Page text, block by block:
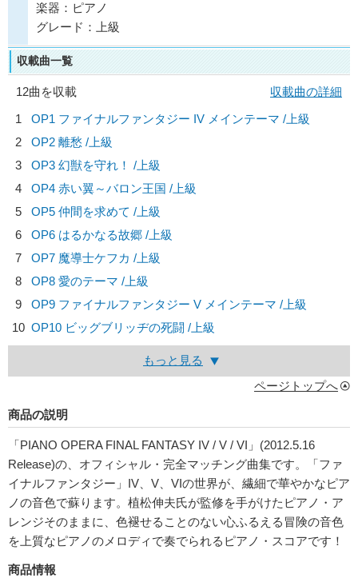
楽器：ピアノ
グレード：上級
収載曲一覧
12曲を収載
収載曲の詳細
1
OP1 ファイナルファンタジー IV メインテーマ /上級
2
OP2 離愁 /上級
3
OP3 幻獣を守れ！ /上級
4
OP4 赤い翼～バロン王国 /上級
5
OP5 仲間を求めて /上級
6
OP6 はるかなる故郷 /上級
7
OP7 魔導士ケフカ /上級
8
OP8 愛のテーマ /上級
9
OP9 ファイナルファンタジー V メインテーマ /上級
10 OP10 ビッグブリッヂの死闘 /上級
もっと見る
ページトップへ
商品の説明
「PIANO OPERA FINAL FANTASY IV / V / VI」(2012.5.16
Release)の、オフィシャル・完全マッチング曲集です。「ファ
イナルファンタジー」IV、V、VIの世界が、繊細で華やかなピア
ノの音色で蘇ります。植松伸夫氏が監修を手がけたピアノ・ア
レンジそのままに、色褪せることのない心ふるえる冒険の音色
を上質なピアノのメロディで奏でられるピアノ・スコアです！
商品情報